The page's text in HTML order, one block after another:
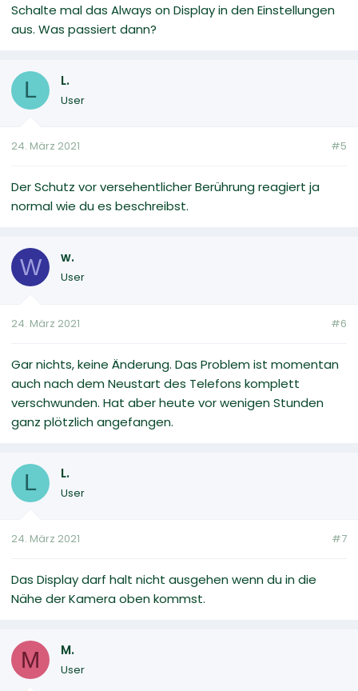
Schalte mal das Always on Display in den Einstellungen
aus. Was passiert dann?
L L.
User
24. März 2021 #5
Der Schutz vor versehentlicher Berührung reagiert ja
normal wie du es beschreibst.
W w.
User
24. März 2021 #6
Gar nichts, keine Änderung. Das Problem ist momentan
auch nach dem Neustart des Telefons komplett
verschwunden. Hat aber heute vor wenigen Stunden
ganz plötzlich angefangen.
L L.
User
24. März 2021 #7
Das Display darf halt nicht ausgehen wenn du in die
Nähe der Kamera oben kommst.
M M.
User